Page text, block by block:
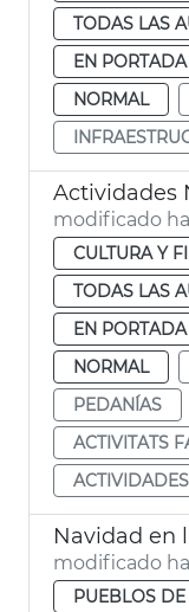
TODAS LAS
EN PORTADA
NORMAL
modificado
CULTURA Y
TODAS LAS
EN PORTADA
NORMAL
PEDANÍAS
ACTIVITATS
Navidad en
modificado
PUEBLOS